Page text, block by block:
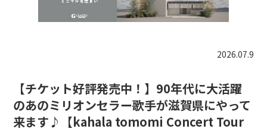
2026.07.9
【チケット好評発売中！】90年代に大活躍
のあのミリオンセラー歌手が滋賀県にやって
来ます♪【kahala tomomi Concert Tour